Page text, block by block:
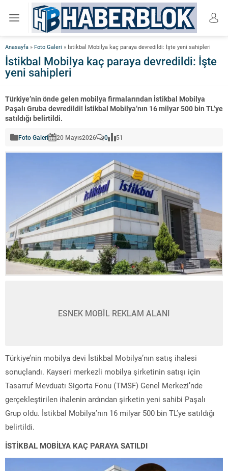
Anasayfa » Foto Galeri » İstikbal Mobilya kaç paraya devredildi: İşte yeni sahipleri
İstikbal Mobilya kaç paraya devredildi: İşte
yeni sahipleri
Türkiye’nin önde gelen mobilya firmalarından İstikbal Mobilya
Paşalı Gruba devredildi! İstikbal Mobilya’nın 16 milyar 500 bin TL’ye
satıldığı belirtildi.
Foto Galeri 20 Mayıs2026 0 51
ESNEK MOBİL REKLAM ALANI
Türkiye’nin mobilya devi İstikbal Mobilya’nın satış ihalesi
sonuçlandı. Kayseri merkezli mobilya şirketinin satışı için
Tasarruf Mevduatı Sigorta Fonu (TMSF) Genel Merkezi’nde
gerçekleştirilen ihalenin ardından şirketin yeni sahibi Paşalı
Grup oldu. İstikbal Mobilya’nın 16 milyar 500 bin TL’ye satıldığı
belirtildi.
İSTİKBAL MOBİLYA KAÇ PARAYA SATILDI